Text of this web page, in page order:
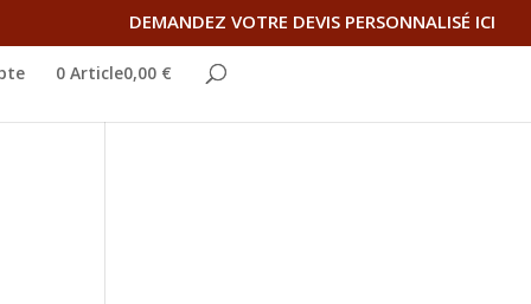
DEMANDEZ VOTRE DEVIS PERSONNALISÉ ICI
0 Article0,00 €